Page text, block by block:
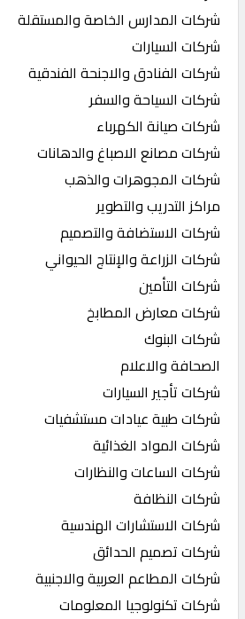
الدليل
القطري
POWERED
QHOST
شركات المدارس الخاصة والمستقلة
شركات السيارات
شركات الفنادق والاجنحة الفندقية
شركات السياحة والسفر
شركات صيانة الكهرباء
شركات مصانع الاصباغ والدهانات
شركات المجوهرات والذهب
مراكز التدريب والتطوير
شركات الاستضافة والتصميم
شركات الزراعة والإنتاج الحيواني
شركات التأمين
شركات معارض المطابخ
شركات البنوك
الصحافة والاعلام
شركات تأجير السيارات
شركات طبية عيادات مستشفيات
شركات المواد الغذائية
شركات الساعات والنظارات
شركات النظافة
شركات الاستشارات الهندسية
شركات تصميم الحدائق
شركات المطاعم العربية والاجنبية
شركات تكنولوجيا المعلومات